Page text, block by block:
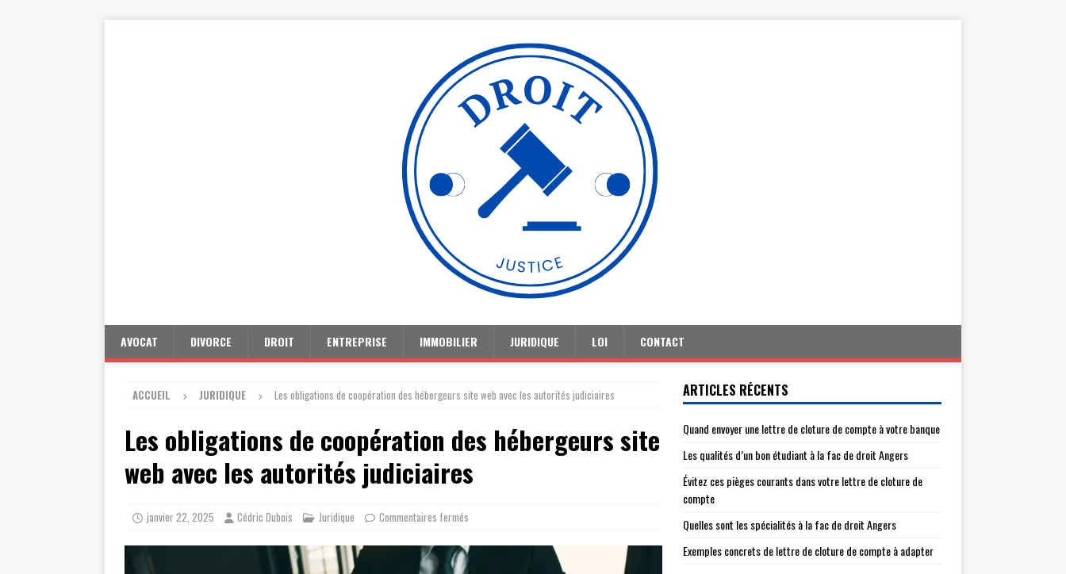
AVOCAT DIVORCE DROIT ENTREPRISE IMMOBILIER JURIDIQUE LOI CONTACT
ACCUEIL JURIDIQUE Les obligations de coopération des hébergeurs site web avec les autorités judiciaires
Les obligations de coopération des hébergeurs site
web avec les autorités judiciaires
janvier 22, 2025 Cédric Dubois Juridique Commentaires fermés
ARTICLES RÉCENTS
Quand envoyer une lettre de cloture de compte à votre banque
Les qualités d’un bon étudiant à la fac de droit Angers
Évitez ces pièges courants dans votre lettre de cloture de
compte
Quelles sont les spécialités à la fac de droit Angers
Exemples concrets de lettre de cloture de compte à adapter